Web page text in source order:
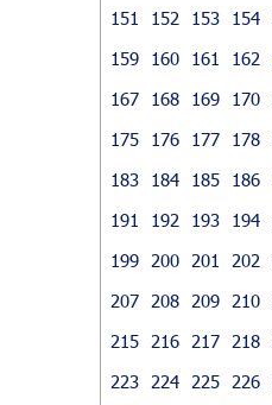
151
152 153 154
159
160 161 162
167
168 169 170
175
176 177 178
183
184 185 186
191
192 193 194
199
200 201 202
207
208 209 210
215
216 217 218
223
224 225 226